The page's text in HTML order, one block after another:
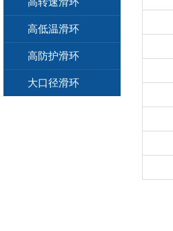
高低温滑环
高防护滑环
大口径滑环